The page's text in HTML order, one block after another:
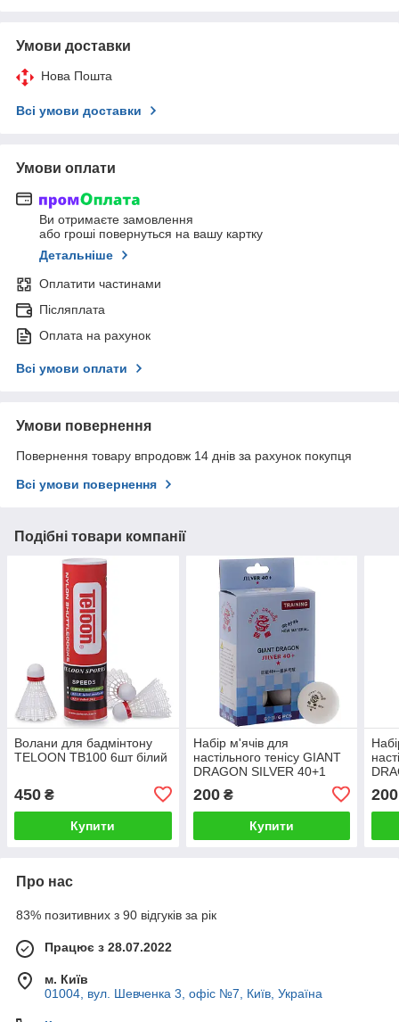
Умови доставки
Нова Пошта
Всі умови доставки
Умови оплати
Ви отримаєте замовлення
або гроші повернуться на вашу картку
Детальніше
Оплатити частинами
Післяплата
Оплата на рахунок
Всі умови оплати
Умови повернення
Повернення товару впродовж 14 днів за рахунок покупця
Всі умови повернення
Подібні товари компанії
Волани для бадмінтону
TELOON TB100 6шт білий
450 ₴
Купити
Набір м'ячів для
настільного тенісу GIANT
DRAGON SILVER 40+1
MT-6562 6 шт. кольору в
асортименті
200₴
Купити
200
Про нас
83% позитивних з 90 відгуків за рік
Працює з 28.07.2022
м. Київ
01004, вул. Шевченка 3, офіс №7, Київ, Україна